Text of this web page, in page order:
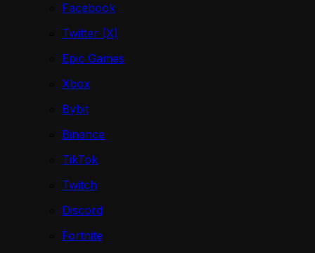
Facebook
Twitter (X)
Epic Games
Xbox
Bybit
Binance
TikTok
Twitch
Discord
Fortnite